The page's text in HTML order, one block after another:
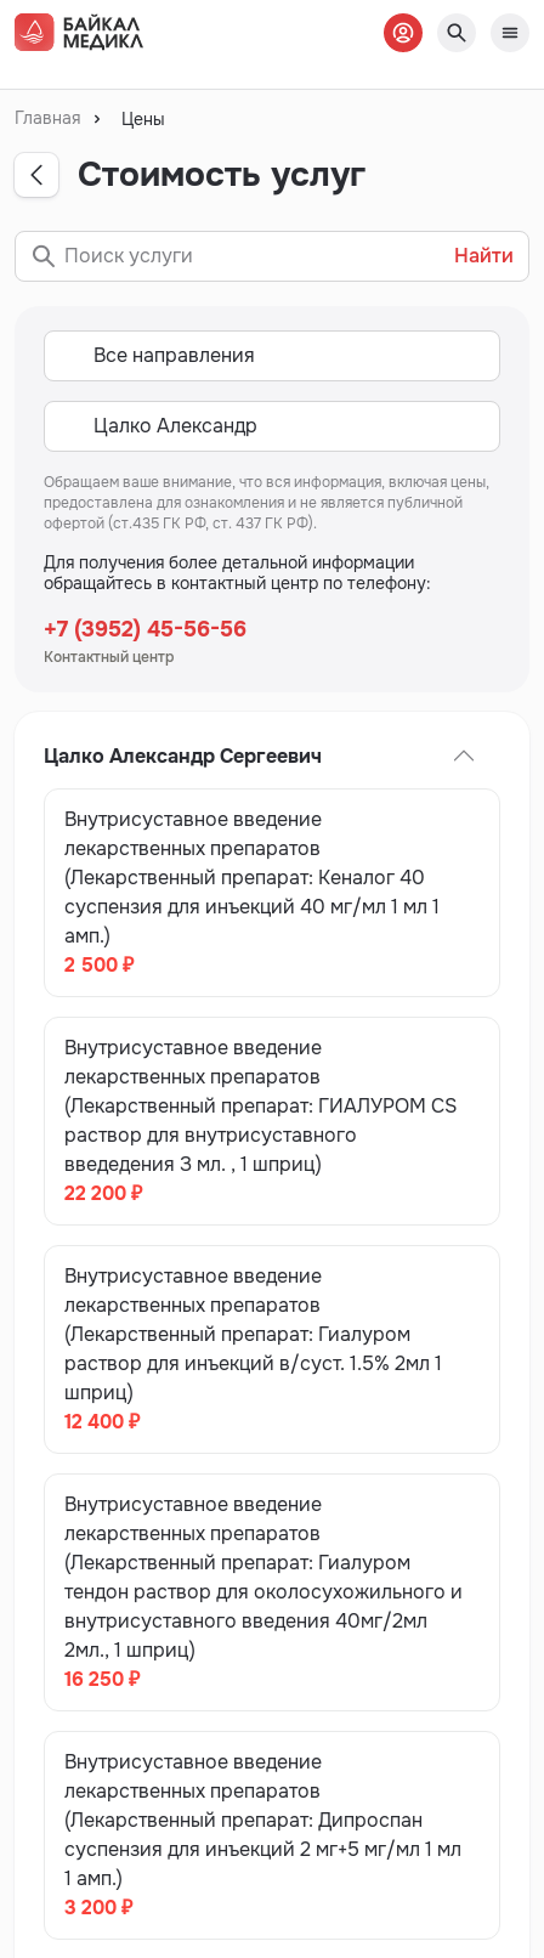
Главная Цены
Стоимость услуг
Найти
Обращаем ваше внимание, что вся информация, включая цены,
предоставлена для ознакомления и не является публичной
офертой (ст.435 ГК РФ, ст. 437 ГК РФ).
Для получения более детальной информации
обращайтесь в контактный центр по телефону:
+7 (3952) 45-56-56
Контактный центр
Цалко Александр Сергеевич
Внутрисуставное введение
лекарственных препаратов
(Лекарственный препарат: Кеналог 40
суспензия для инъекций 40 мг/мл 1 мл 1
амп.)
2 500 ₽
Внутрисуставное введение
лекарственных препаратов
(Лекарственный препарат: ГИАЛУРОМ CS
раствор для внутрисуставного
введедения З мл. , 1 шприц)
22 200 ₽
Внутрисуставное введение
лекарственных препаратов
(Лекарственный препарат: Гиалуром
раствор для инъекций в/суст. 1.5% 2мл 1
шприц)
12 400 ₽
Внутрисуставное введение
лекарственных препаратов
(Лекарственный препарат: Гиалуром
тендон раствор для околосухожильного и
внутрисуставного введения 40мг/2мл
2мл., 1 шприц)
16 250 ₽
Внутрисуставное введение
лекарственных препаратов
(Лекарственный препарат: Дипроспан
суспензия для инъекций 2 мг+5 мг/мл 1 мл
1 амп.)
3 200 ₽